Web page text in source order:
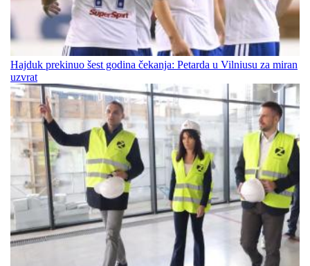
Hajduk prekinuo šest godina čekanja: Petarda u Vilniusu za miran
uzvrat